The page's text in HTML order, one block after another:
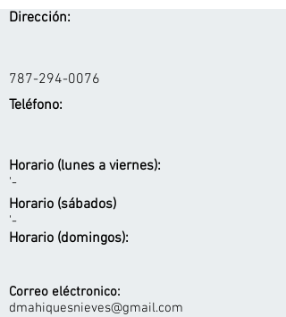
Dirección:
787-294-0076
Teléfono:
Horario (lunes a viernes):
'-
Horario (sábados)
'-
Horario (domingos):
Correo eléctronico:
dmahiquesnieves@gmail.com